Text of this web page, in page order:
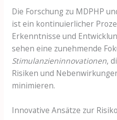
Die Forschung zu MDPHP
ist ein kontinuierlicher
Erkenntnisse und
sehen eine zunehmende
Stimulanzieninnovationen,
Risiken und
minimieren.
Innovative Ansätze zur